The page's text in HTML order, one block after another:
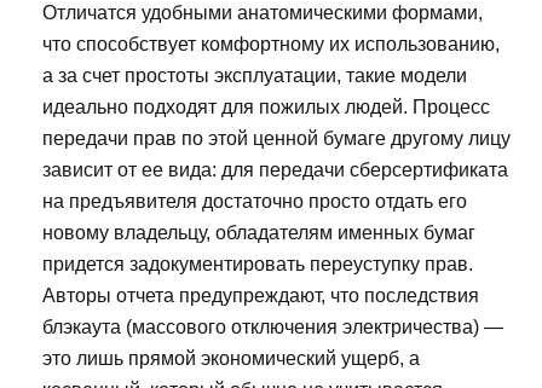
Отличатся удобными анатомическими формами,
что способствует комфортному их использованию,
а за счет простоты эксплуатации, такие модели
идеально подходят для пожилых людей. Процесс
передачи прав по этой ценной бумаге другому лицу
зависит от ее вида: для передачи сберсертификата
на предъявителя достаточно просто отдать его
новому владельцу, обладателям именных бумаг
придется задокументировать переуступку прав.
Авторы отчета предупреждают, что последствия
блэкаута (массового отключения электричества) —
это лишь прямой экономический ущерб, а